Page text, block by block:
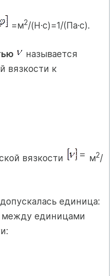
=м2/(Н·с)=1/(Па·с).
называется
вязкости к
вязкости м2/
единица:
между единицами